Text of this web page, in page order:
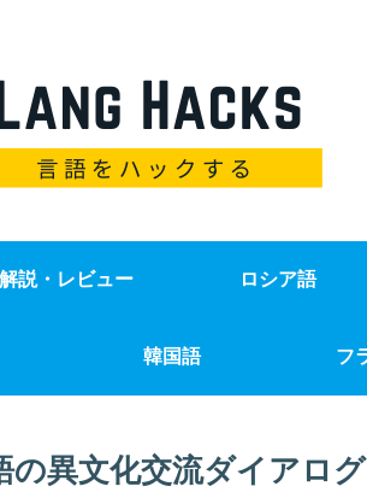
解説・レビュー ロシア語
韓国語 フ
の異文化交流ダイアロ